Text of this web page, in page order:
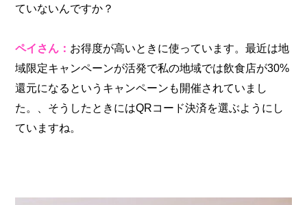
ていないんですか？
ペイさん： お得度が高いときに使っています。最近は地
域限定キャンペーンが活発で私の地域では飲食店が30%
還元になるというキャンペーンも開催されていまし
た。、そうしたときにはQRコード決済を選ぶようにし
ていますね。